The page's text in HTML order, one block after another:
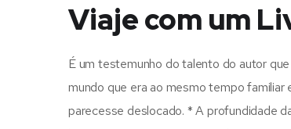
Viaje com um
É um testemunho do talento do autor
mundo que era ao mesmo tempo
parecesse deslocado. * A profundidade